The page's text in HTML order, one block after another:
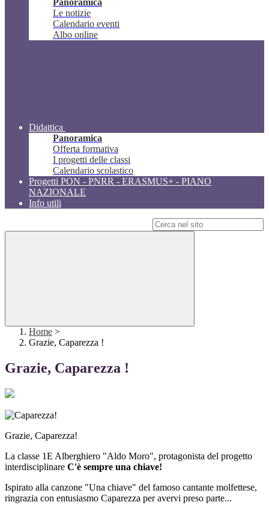
Panoramica
Le notizie
Calendario eventi
Albo online
Didattica
Panoramica
Offerta formativa
I progetti delle classi
Calendario scolastico
Progetti PON - PNRR - ERASMUS+ - PIANO
NAZIONALE
Info utili
Home >
Grazie, Caparezza !
Grazie, Caparezza !
Grazie, Caparezza!
La classe 1E Alberghiero "Aldo Moro", protagonista del progetto
interdisciplinare C'è sempre una chiave!
Ispirato alla canzone "Una chiave" del famoso cantante molfettese,
ringrazia con entusiasmo Caparezza per avervi preso parte...